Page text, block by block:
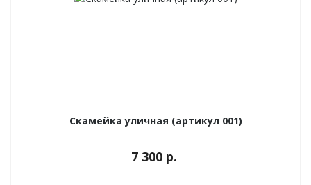
Скамейка уличная (артикул 001)
7 300 р.